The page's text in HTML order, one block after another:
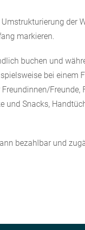
der
markieren.
buchen und
bei einem
Freunde,
und Snacks,
bezahlbar und